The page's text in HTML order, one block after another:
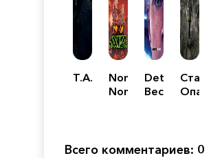
T.A.R.S Nom
Nom
Detroit:
Become
Всего комментариев: 0